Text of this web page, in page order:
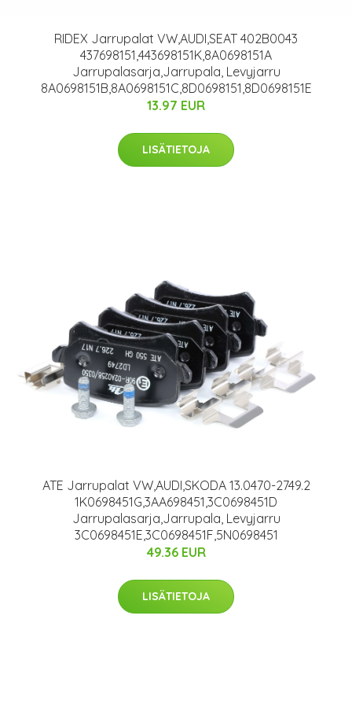
RIDEX Jarrupalat VW,AUDI,SEAT 402B0043
437698151,443698151K,8A0698151A
Jarrupalasarja,Jarrupala, Levyjarru
8A0698151B,8A0698151C,8D0698151,8D0698151E
13.97 EUR
LISÄTIETOJA
ATE Jarrupalat VW,AUDI,SKODA 13.0470-2749.2
1K0698451G,3AA698451,3C0698451D
Jarrupalasarja,Jarrupala, Levyjarru
3C0698451E,3C0698451F,5N0698451
49.36 EUR
LISÄTIETOJA